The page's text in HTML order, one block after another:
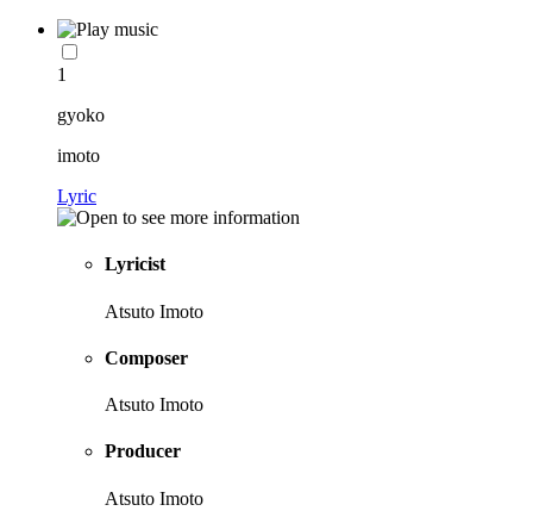
1
gyoko
imoto
Lyric
Lyricist
Atsuto Imoto
Composer
Atsuto Imoto
Producer
Atsuto Imoto